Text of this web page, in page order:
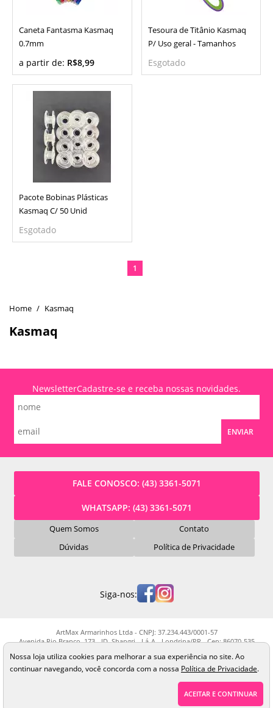
Kasmaq
Kasmaq
Caneta Fantasma Kasmaq
0.7mm
a partir de: R$8,99
Tesoura de Titânio Kasmaq
P/ Uso geral - Tamanhos
Esgotado
Pacote Bobinas Plásticas
Kasmaq C/ 50 Unid
Esgotado
1
NewsletterCadastre-se e receba nossas novidades.
ENVIAR
FALE CONOSCO: (43) 3361-5071
WHATSAPP: (43) 3361-5071
Quem Somos
Contato
Dúvidas
Política de Privacidade
Siga-nos:
ArtMax Armarinhos Ltda - CNPJ: 37.234.443/0001-57
Avenida Rio Branco, 173 - JD. Shangri - Lá-A - Londrina/PR - Cep: 86070-535
neste site não valem necessariamente para nossa loja física e podem sofrer
alterações sem prévia notificação. Imagens meramente ilustrativas. Pedidos
Nossa loja utiliza cookies para melhorar a sua experiência no site. Ao
continuar navegando, você concorda com a nossa Política de Privacidade.
ACEITAR E CONTINUAR